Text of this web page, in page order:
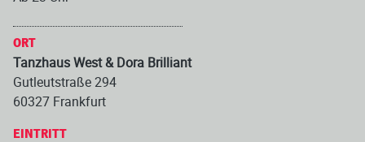
ORT
Tanzhaus West & Dora Brilliant
Gutleutstraße 294
60327 Frankfurt
EINTRITT